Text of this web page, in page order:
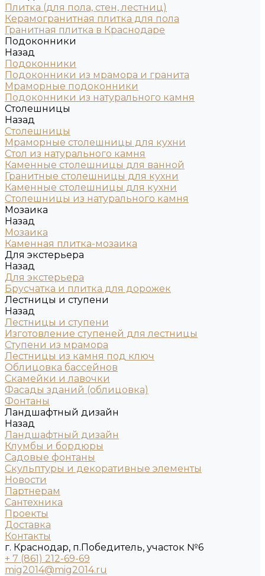
Плитка (для пола, стен, лестниц)
Керамогранитная плитка для пола
Гранитная плитка в Краснодаре
Подоконники
Назад
Подоконники
Подоконники из мрамора и гранита
Мраморные подоконники
Подоконники из натурального камня
Столешницы
Назад
Столешницы
Мраморные столешницы для кухни
Стол из натурального камня
Каменные столешницы для ванной
Гранитные столешницы для кухни
Каменные столешницы для кухни
Столешницы из натурального камня
Мозаика
Назад
Мозаика
Каменная плитка-мозаика
Для экстерьера
Назад
Для экстерьера
Брусчатка и плитка для дорожек
Лестницы и ступени
Назад
Лестницы и ступени
Изготовление ступеней для лестницы
Ступени из мрамора
Лестницы из камня под ключ
Облицовка бассейнов
Скамейки и лавочки
Фасады зданий (облицовка)
Фонтаны
Ландшафтный дизайн
Назад
Ландшафтный дизайн
Клумбы и бордюры
Садовые фонтаны
Скульптуры и декоративные элементы
Новости
Партнерам
Сантехника
Проекты
Доставка
Контакты
г. Краснодар, п.Победитель, участок №6
+ 7 (861) 212-69-69
mig2014@mig2014.ru